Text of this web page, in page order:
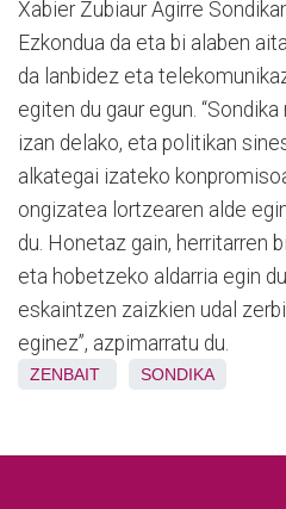
Xabier Zubiaur Agirre
Ezkondua da eta bi alaben
da lanbidez eta
egiten du gaur egun.
izan delako, eta politikan
alkategai izateko
on­gizatea lortzearen alde
du. Honetaz gain, herritarren
eta hobetzeko aldarria egin
eskaintzen zaizkien udal
eginez”, azpimarratu du.
ZENBAIT SONDIKA